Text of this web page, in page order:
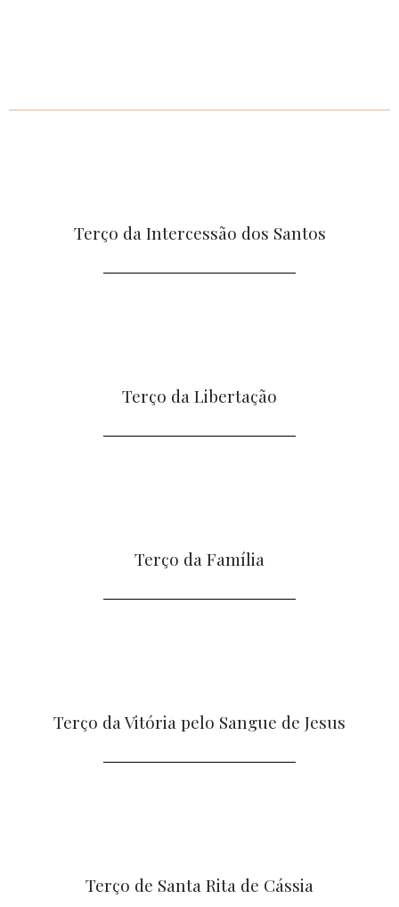
Terço da Intercessão dos Santos
Terço da Libertação
Terço da Família
Terço da Vitória pelo Sangue de Jesus
Terço de Santa Rita de Cássia